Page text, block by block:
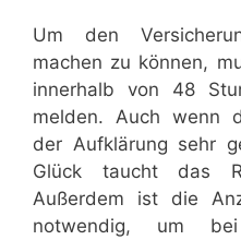
Um den
machen zu können,
innerhalb von 48
melden. Auch wenn
der Aufklärung sehr
Glück taucht das
Außerdem ist die
notwendig, um